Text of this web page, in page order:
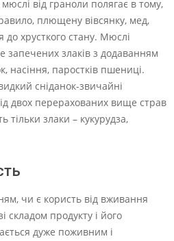
від граноли полягає в тому,
плющену вівсянку, мед,
до хрусткого стану. Мюслі
запечених злаків з додаванням
насіння, паростків пшениці.
сніданок-звичайні
двох перерахованих вище страв
тільки злаки – кукурудза,
чи є користь від вживання
складом продукту і його
дуже поживним і